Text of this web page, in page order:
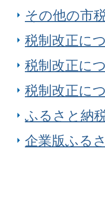
その他の市
税制改正に
税制改正に
税制改正に
ふるさと納
企業版ふる